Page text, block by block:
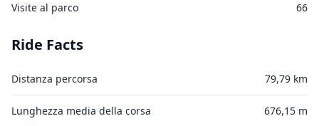
Visite al parco 66
Ride Facts
Distanza percorsa 79,79 km
Lunghezza media della corsa 676,15 m